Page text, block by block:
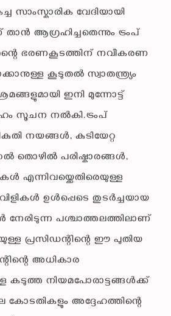
സാംസ്കാരിക വേദിയായി
ആഗ്രഹിച്ചതെന്നും ട്രംപ്
ഭരണകൂടത്തിന് നവീകരണ
കൂടുതൽ സ്വാതന്ത്ര്യം
ഇനി മുന്നോട്ട്
സൂചന നൽകി.ട്രംപ്
നയങ്ങൾ, കുടിയേറ്റ
തൊഴിൽ പരിഷ്കാരങ്ങൾ,
എന്നിവയ്ക്കെതിരെയുള്ള
ഉൾപ്പെടെ തുടർച്ചയായ
നേരിടുന്ന പശ്ചാത്തലത്തിലാണ്
പ്രസിഡന്റിന്റെ ഈ പുതിയ
അധികാര
കടുത്ത നിയമപോരാട്ടങ്ങൾക്ക്
കോടതികളും അദ്ദേഹത്തിന്റെ